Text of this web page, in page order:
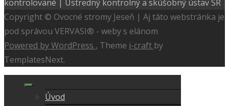
Copyright © Ovocné stromy Jeseň | Aj táto webstránka je
pod správou VERVASI® - weby s elánom
Powered by WordPress , Theme i-craft by
TemplatesNext.
Úvod